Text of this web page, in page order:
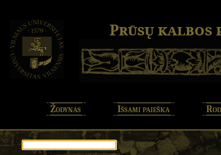
Prūsų kalbos
Žodynas Išsami paieška